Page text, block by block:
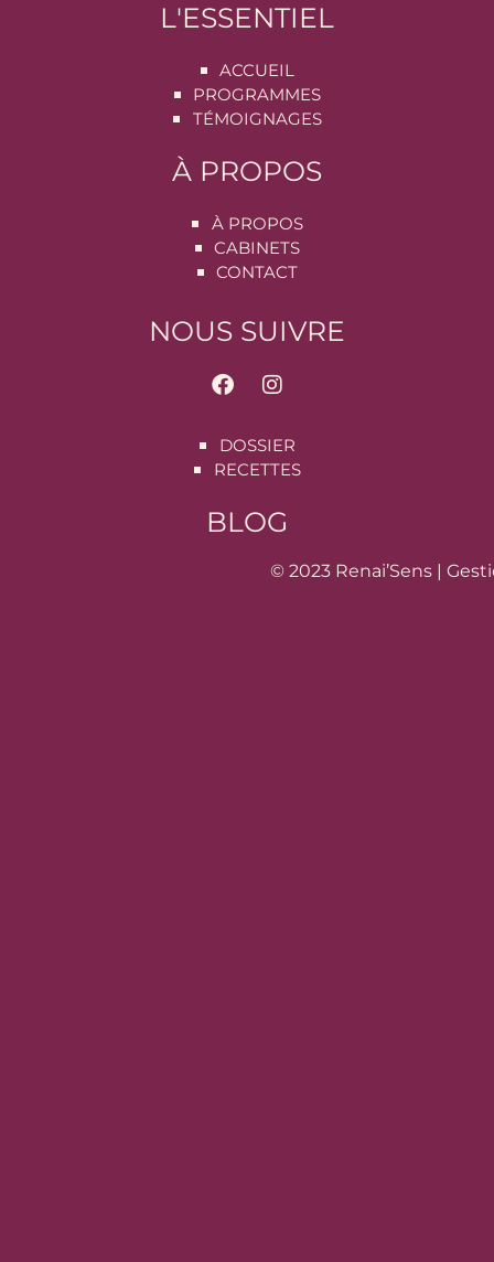
L'ESSENTIEL
ACCUEIL
PROGRAMMES
TÉMOIGNAGES
À PROPOS
À PROPOS
CABINETS
CONTACT
NOUS SUIVRE
DOSSIER
RECETTES
BLOG
© 2023 Renai’Sens |